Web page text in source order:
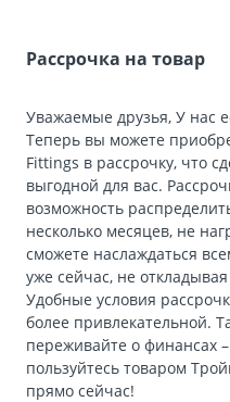
Рассрочка на товар
Уважаемые друзья, У нас
Теперь вы можете
Fittings в рассрочку, что
выгодной для вас.
возможность
несколько месяцев, не
сможете наслаждаться
уже сейчас, не
Удобные условия
более привлекательной.
переживайте о финансах
пользуйтесь товаром
прямо сейчас!